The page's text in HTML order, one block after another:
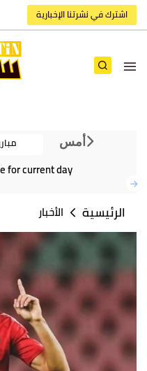
اشترك في نشرتنا الإخبارية
أمس
for current day
الرئيسية الأخبار